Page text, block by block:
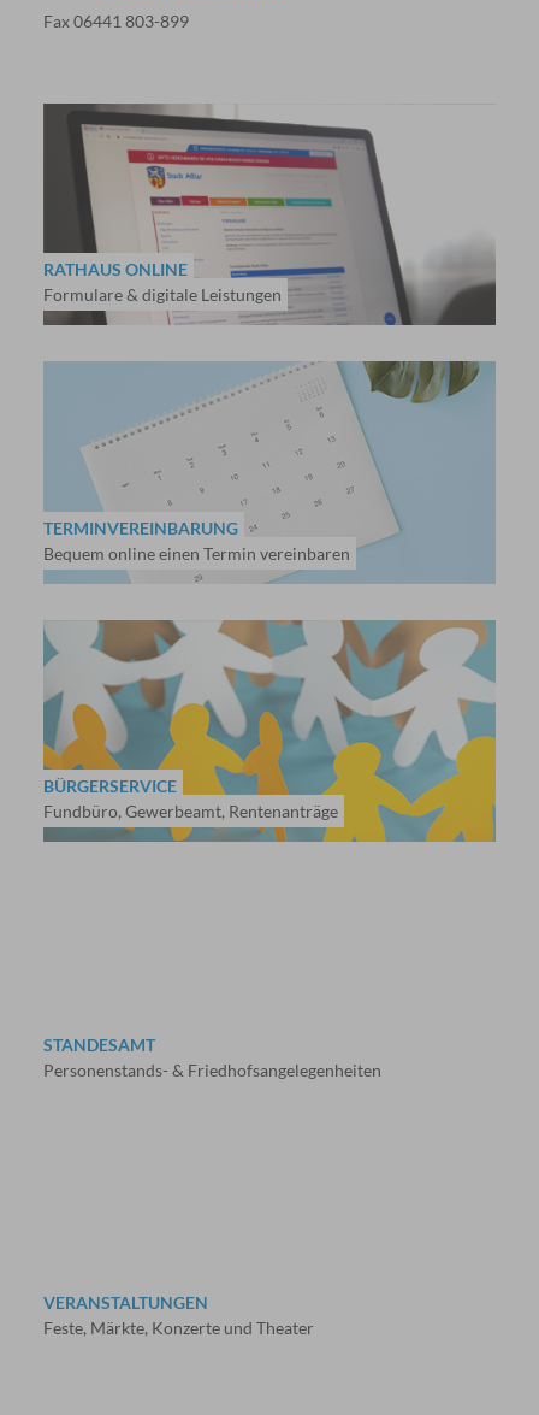
Fax 06441 803-899
RATHAUS ONLINE
Formulare & digitale Leistungen
TERMINVEREINBARUNG
Bequem online einen Termin vereinbaren
BÜRGERSERVICE
Fundbüro, Gewerbeamt, Rentenanträge
STANDESAMT
Personenstands- & Friedhofsangelegenheiten
VERANSTALTUNGEN
Feste, Märkte, Konzerte und Theater